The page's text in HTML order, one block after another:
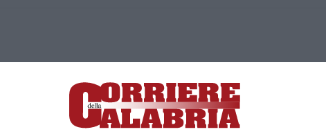
Lamezia Terme (CZ)
responsabile Paola Militano |Privacy